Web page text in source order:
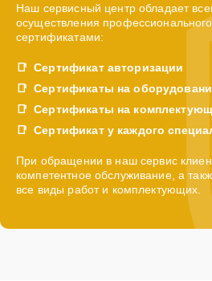
Наш сервисный центр обладает
осуществления
сертификатами:
Сертификат авторизации
Сертификаты на
Сертификаты на
Сертификат у каждого
При обращении в наш сервис
компетентное обслуживание, а
все виды работ и комплектующих.